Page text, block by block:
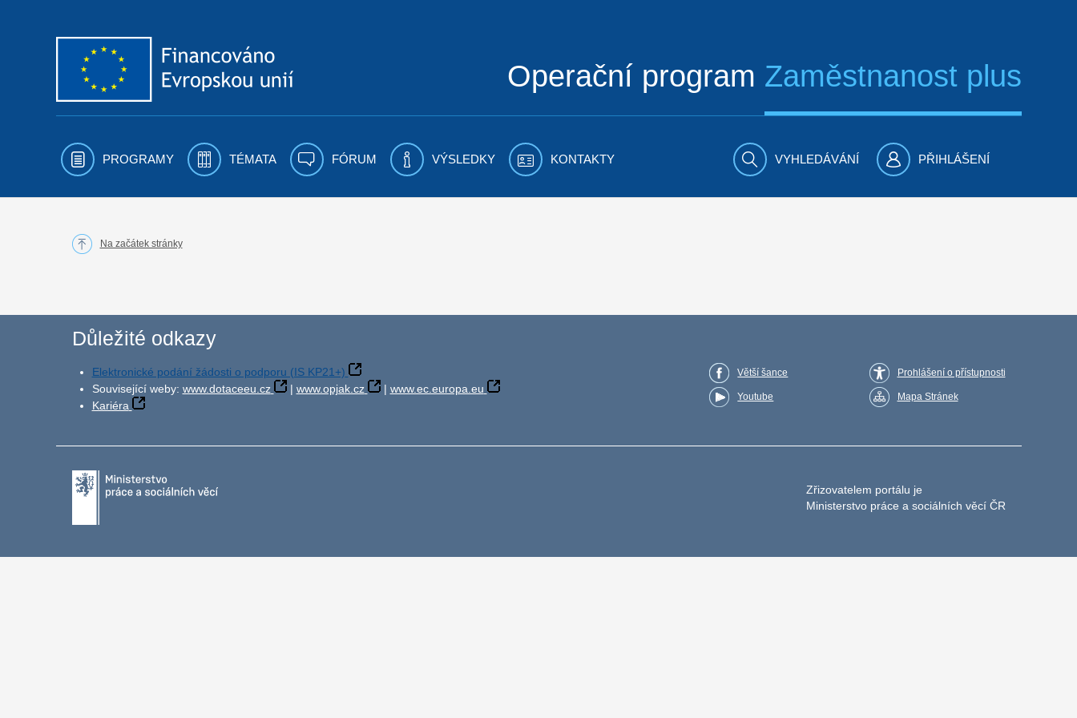
Operační program Zaměstnanost plus
PROGRAMY TÉMATA FÓRUM VÝSLEDKY KONTAKTY VYHLEDÁVÁNÍ PŘIHLÁŠENÍ
Na začátek stránky
Důležité odkazy
Elektronické podání žádosti o podporu (IS KP21+)
Související weby: www.dotaceeu.cz | www.opjak.cz | www.ec.europa.eu
Kariéra
Větší šance
Youtube
Prohlášení o přístupnosti
Mapa Stránek
Zřizovatelem portálu je
Ministerstvo práce a sociálních věcí ČR